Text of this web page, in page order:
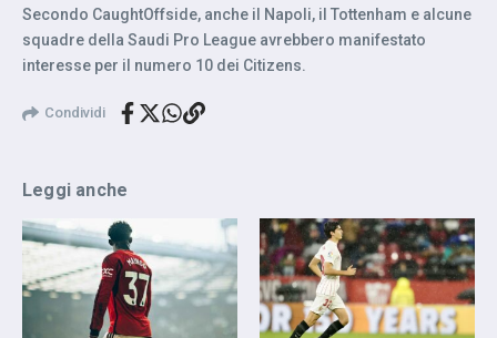
Secondo CaughtOffside, anche il Napoli, il Tottenham e alcune
squadre della Saudi Pro League avrebbero manifestato
interesse per il numero 10 dei Citizens.
Condividi
Leggi anche